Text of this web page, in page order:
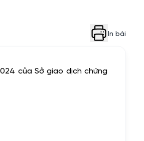
In bài
của Sở giao dịch chứng